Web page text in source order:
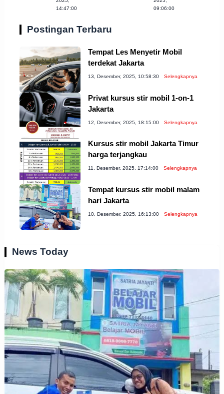
14:47:00
09:06:00
Postingan Terbaru
Tempat Les Menyetir Mobil
terdekat Jakarta
13, Desember, 2025, 10:58:30 Selengkapnya
Privat kursus stir mobil 1-on-1
Jakarta
12, Desember, 2025, 18:15:00 Selengkapnya
Kursus stir mobil Jakarta Timur
harga terjangkau
11, Desember, 2025, 17:14:00 Selengkapnya
Tempat kursus stir mobil malam
hari Jakarta
10, Desember, 2025, 16:13:00 Selengkapnya
News Today